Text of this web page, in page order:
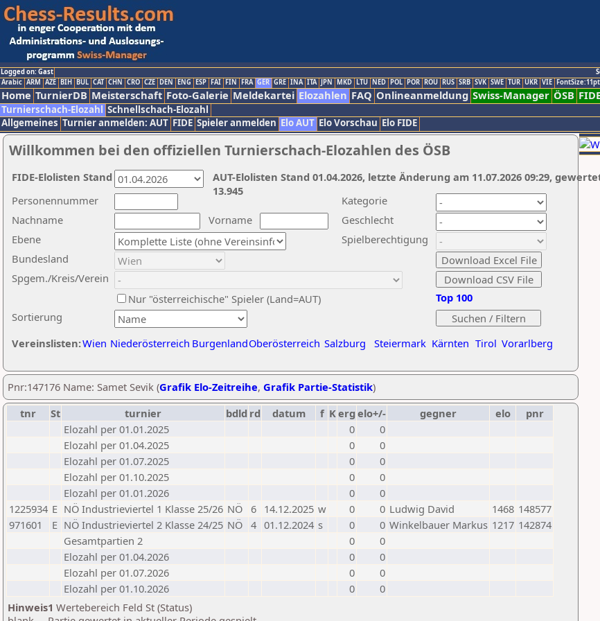
Logged on: Gast
Arabic ARM AZE BIH BUL CAT CHN CRO CZE DEN ENG ESP FAI FIN FRA GER GRE INA ITA JPN MKD LTU NED POL POR ROU RUS SRB SVK SWE TUR UKR VIE FontSize:11pt
Home TurnierDB Meisterschaft Foto-Galerie Meldekartei Elozahlen FAQ Onlineanmeldung Swiss-Manager ÖSB
Turnierschach-Elozahl Schnellschach-Elozahl
Allgemeines Turnier anmelden: AUT FIDE Spieler anmelden Elo AUT Elo Vorschau Elo FIDE
Willkommen bei den offiziellen Turnierschach-Elozahlen des ÖSB
Nachname
Vorname
Ebene
Kategorie
Sortierung
Personennummer
Bundesland
Spgem./Kreis/Verein
Geschlecht
Nur "österreichische" Spieler (Land=AUT)
Spielberechtigung
Vereinslisten:Wien Niederösterreich BurgenlandOberösterreich Salzburg Steiermark Kärnten Tirol Vorarlberg
Top 100
AUT-Elolisten Stand 01.04.2026, letzte Änderung am 11.07.2026 09:29,
13.945
FIDE-Elolisten Stand
Pnr:147176 Name: Samet Sevik (Grafik Elo-Zeitreihe, Grafik Partie-Statistik)
tnr
St turnier bdld rd datum f Kerg elo+/- gegner elo
pnr
Elozahl per 01.01.2025
0
0
Elozahl per 01.04.2025
0
0
Elozahl per 01.07.2025
0
0
Elozahl per 01.10.2025
0
0
Elozahl per 01.01.2026
0
0
1225934 E NÖ Industrieviertel 1 Klasse 25/26 NÖ 6 14.12.2025 w 0 0 Ludwig David 1468 148577
971601
E NÖ Industrieviertel 2 Klasse 24/25 NÖ 4 01.12.2024 s 0 0 Winkelbauer Markus 1217 142874
Gesamtpartien 2
0
0
Elozahl per 01.04.2026
0
0
Elozahl per 01.07.2026
0
0
Elozahl per 01.10.2026
0
0
Hinweis1 Wertebereich Feld St (Status)